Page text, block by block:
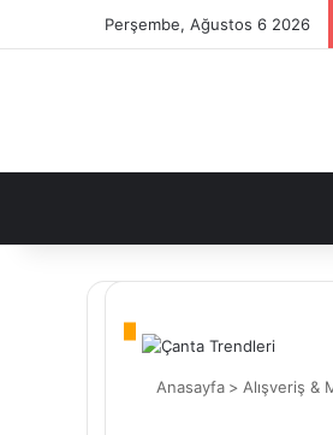
Perşembe, Ağustos 6 2026
Anasayfa > Alışveriş &